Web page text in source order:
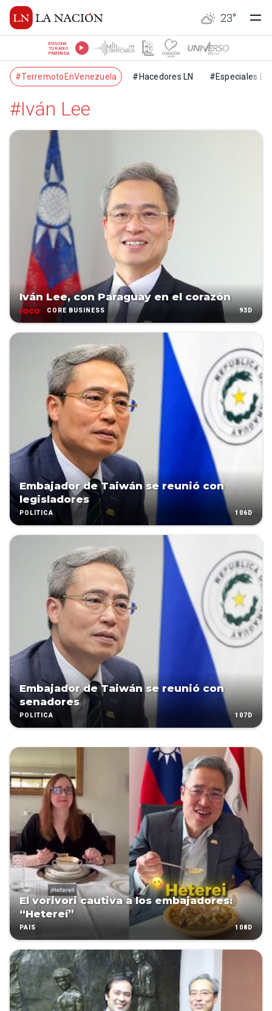
23°
ESCUCHÁ
TU RADIO
PREFERIDA
#TerremotoEnVenezuela #Hacedores LN #Especiales LN
#Iván Lee
Iván Lee, con Paraguay en el corazón
CORE BUSINESS 93D
Embajador de Taiwán se reunió con
legisladores
POLÍTICA 106D
Embajador de Taiwán se reunió con
senadores
POLÍTICA 107D
El vorivori cautiva a los embajadores:
“Hetereí”
PAÍS 108D